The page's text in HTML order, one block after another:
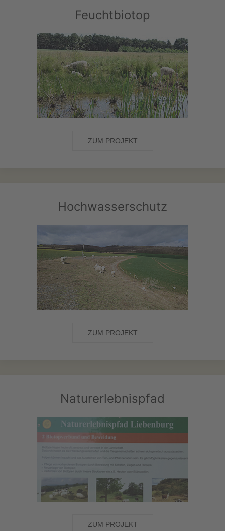
Feuchtbiotop
ZUM PROJEKT
Hochwasserschutz
ZUM PROJEKT
Naturerlebnispfad
ZUM PROJEKT